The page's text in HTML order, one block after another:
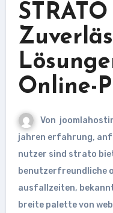
Online-
Von
jahren erfahrung,
nutzer sind strato
benutzerfreundliche
ausfallzeiten,
breite palette von